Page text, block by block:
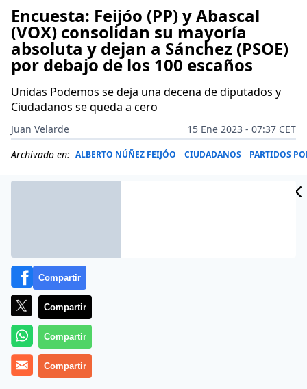
Encuesta: Feijóo (PP) y Abascal
(VOX) consolidan su mayoría
absoluta y dejan a Sánchez (PSOE)
por debajo de los 100 escaños
Unidas Podemos se deja una decena de diputados y
Ciudadanos se queda a cero
Juan Velarde
15 Ene 2023 - 07:37 CET
Archivado en: ALBERTO NÚÑEZ FEIJÓO CIUDADANOS PARTIDOS
Más información
Compartir
Compartir
Compartir
Compartir